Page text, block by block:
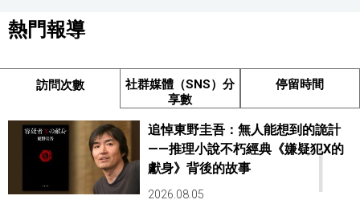
熱門報導
訪問次數
社群媒體（SNS）分
享數
停留時間
1
追悼東野圭吾：無人能想到的詭計
——推理小說不朽經典《嫌疑犯X的
獻身》背後的故事
2026.08.05